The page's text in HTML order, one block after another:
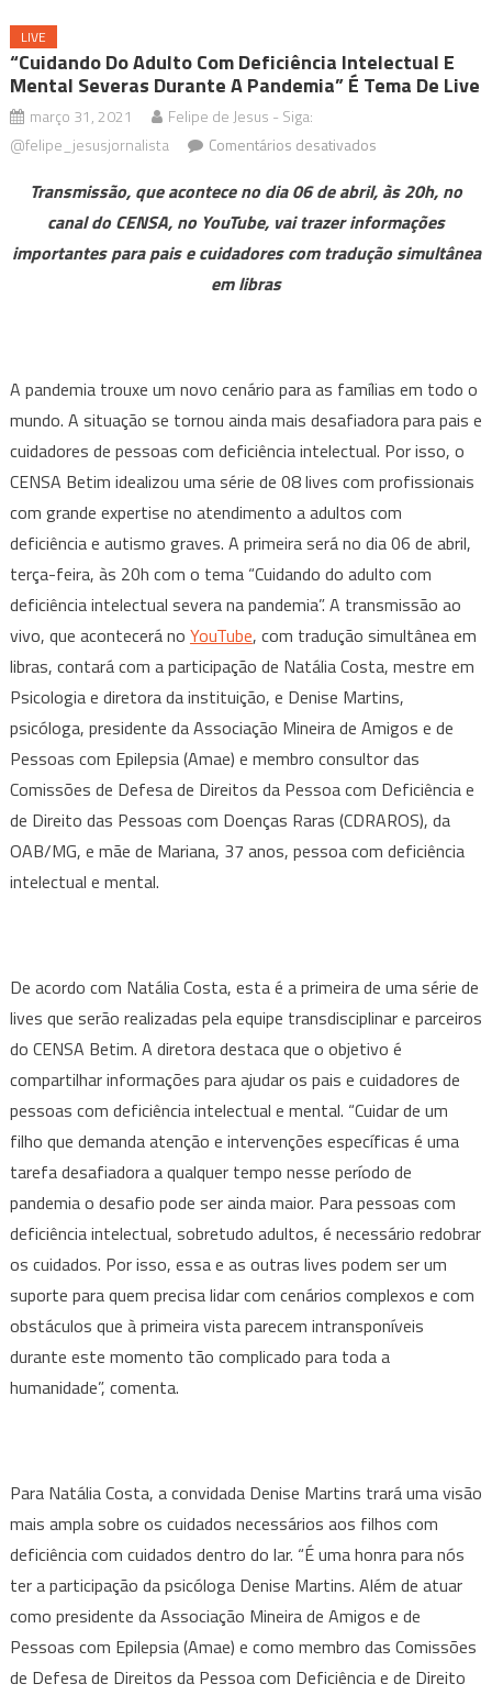
LIVE
“Cuidando Do Adulto Com Deficiência Intelectual E
Mental Severas Durante A Pandemia” É Tema De Live
março 31, 2021
Felipe de Jesus - Siga:
@felipe_jesusjornalista
Comentários desativadosem
do
adulto
com
severas
durante
a
pandemia”
de
live
Transmissão, que acontece no dia 06 de abril, às 20h, no
canal do CENSA, no YouTube, vai trazer informações
importantes para pais e cuidadores com tradução simultânea
em libras
A pandemia trouxe um novo cenário para as famílias em todo o
mundo. A situação se tornou ainda mais desafiadora para pais e
cuidadores de pessoas com deficiência intelectual. Por isso, o
CENSA Betim idealizou uma série de 08 lives com profissionais
com grande expertise no atendimento a adultos com
deficiência e autismo graves. A primeira será no dia 06 de abril,
terça-feira, às 20h com o tema “Cuidando do adulto com
deficiência intelectual severa na pandemia”. A transmissão ao
vivo, que acontecerá no YouTube, com tradução simultânea em
libras, contará com a participação de Natália Costa, mestre em
Psicologia e diretora da instituição, e Denise Martins,
psicóloga, presidente da Associação Mineira de Amigos e de
Pessoas com Epilepsia (Amae) e membro consultor das
Comissões de Defesa de Direitos da Pessoa com Deficiência e
de Direito das Pessoas com Doenças Raras (CDRAROS), da
OAB/MG, e mãe de Mariana, 37 anos, pessoa com deficiência
intelectual e mental.
De acordo com Natália Costa, esta é a primeira de uma série de
lives que serão realizadas pela equipe transdisciplinar e parceiros
do CENSA Betim. A diretora destaca que o objetivo é
compartilhar informações para ajudar os pais e cuidadores de
pessoas com deficiência intelectual e mental. “Cuidar de um
filho que demanda atenção e intervenções específicas é uma
tarefa desafiadora a qualquer tempo nesse período de
pandemia o desafio pode ser ainda maior. Para pessoas com
deficiência intelectual, sobretudo adultos, é necessário redobrar
os cuidados. Por isso, essa e as outras lives podem ser um
suporte para quem precisa lidar com cenários complexos e com
obstáculos que à primeira vista parecem intransponíveis
durante este momento tão complicado para toda a
humanidade”, comenta.
Para Natália Costa, a convidada Denise Martins trará uma visão
mais ampla sobre os cuidados necessários aos filhos com
deficiência com cuidados dentro do lar. “É uma honra para nós
ter a participação da psicóloga Denise Martins. Além de atuar
como presidente da Associação Mineira de Amigos e de
Pessoas com Epilepsia (Amae) e como membro das Comissões
de Defesa de Direitos da Pessoa com Deficiência e de Direito